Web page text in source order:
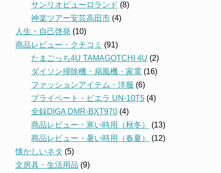
サンリオピューロランド (8)
神楽ツアー安芸高田市 (4)
人生・自己啓発 (10)
商品レビュー・クチコミ (91)
たまごっち4U TAMAGOTCHI 4U (2)
ダイソン掃除機・扇風機・家電 (16)
ファッションアイテム・洋服 (6)
プライベート・ビエラ UN-10T5 (4)
全録DIGA DMR-BXT970 (4)
商品レビュー・寒い時用（秋冬）
(13)
商品レビュー・暑い時用（春夏）
(12)
懐かしいネタ (5)
文房具・生活用品 (9)